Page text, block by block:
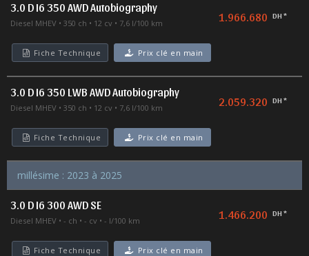
3.0 D I6 350 AWD Autobiography
Diesel MHEV 350 ch 12 cv 7,6 l/100 km 1.966.680 DH *
Fiche Technique Prix clé en main
3.0 D I6 350 LWB AWD Autobiography
Diesel MHEV 350 ch 12 cv 7,6 l/100 km 2.059.320 DH *
Fiche Technique Prix clé en main
millésime : 2023 à 2025
3.0 D I6 300 AWD SE
Diesel MHEV - ch - cv - l/100 km 1.466.200 DH *
Fiche Technique Prix clé en main